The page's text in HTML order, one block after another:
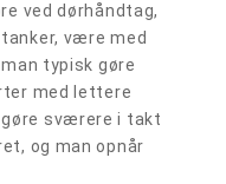
ved dørhåndtag,
være med
typisk gøre
med lettere
gøre sværere i takt
og man opnår